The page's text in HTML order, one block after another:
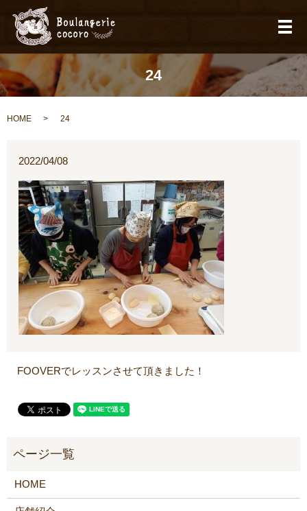
メ
24
HOME 24
2022/04/08
FOOVERでレッスンさせて頂きました！
HOME